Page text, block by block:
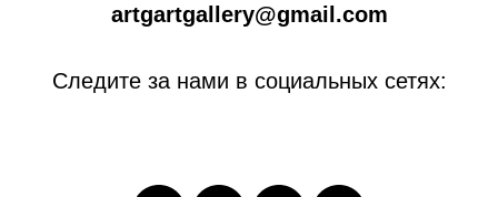
artgartgallery@gmail.com
Следите за нами в социальных сетях: